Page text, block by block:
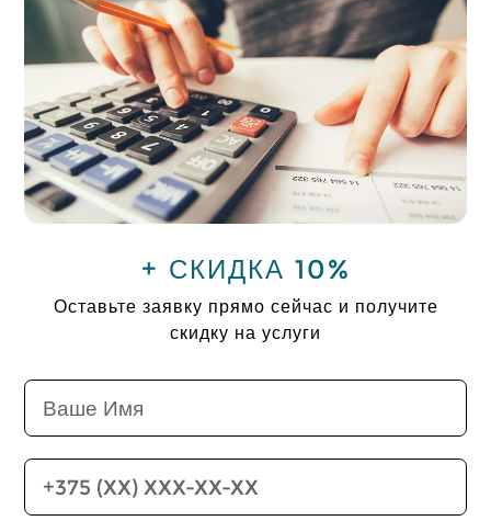
+ СКИДКА 10%
Оставьте заявку прямо сейчас и получите
скидку на услуги